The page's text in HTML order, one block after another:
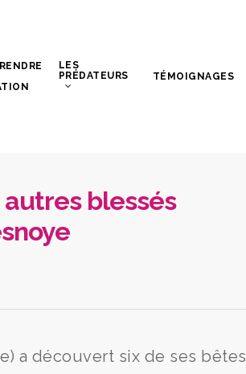
LES
PRÉDATEURS
TÉMOIGNAGES
blessés
a découvert six de ses bêtes